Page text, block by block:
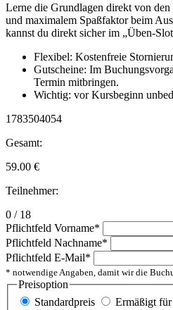
Lerne die Grundlagen direkt von
und maximalem Spaßfaktor beim
kannst du direkt sicher im „Üben-
Flexibel: Kostenfreie
Gutscheine: Im
Termin mitbringen.
Wichtig: vor Kursbeginn
1783504054
Gesamt:
59.00 €
Teilnehmer:
0 / 18
Pflichtfeld Vorname*
Pflichtfeld Nachname*
Pflichtfeld E-Mail*
* notwendige Angaben, damit wir die
Preisoption
Standardpreis
Ermäßigt